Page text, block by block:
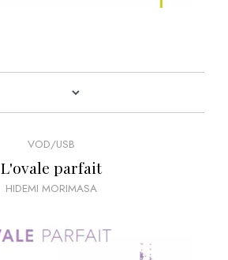
VOD/USB
L'ovale parfait
HIDEMI MORIMASA